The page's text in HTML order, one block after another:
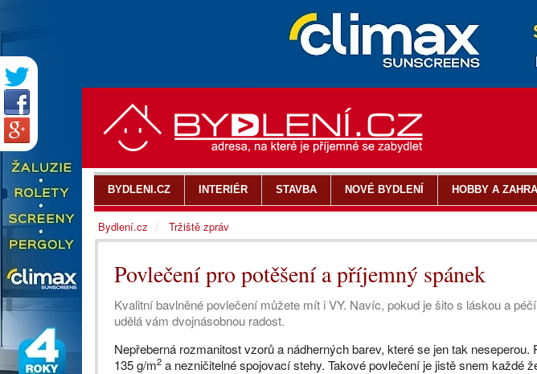
Povlečení pro potěšení a příjemný spánek
Kvalitní bavlněné povlečení můžete mít i VY. Navíc, pokud je šito s láskou a
udělá vám dvojnásobnou radost.
Nepřeberná rozmanitost vzorů a nádherných barev, které se jen tak neseperou.
135 g/m2 a nezničitelné spojovací stehy. Takové povlečení je jistě snem každé
BYDLENI.CZ INTERIÉR STAVBA NOVÉ BYDLENÍ HOBBY A
Bydlení.cz Tržiště zpráv